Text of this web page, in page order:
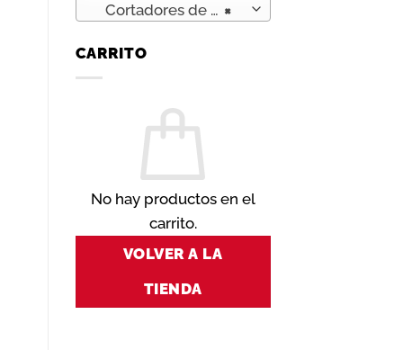
×
Cortadores de galletas y pastas (24)
CARRITO
No hay productos en el
carrito.
VOLVER A LA
TIENDA